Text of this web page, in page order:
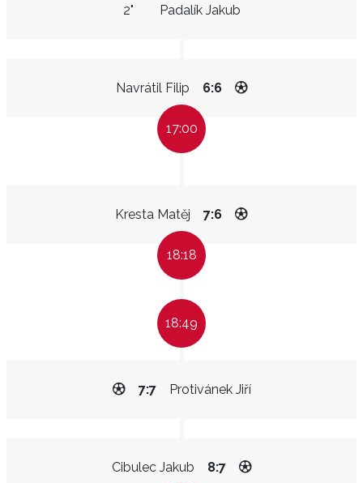
Padalík Jakub
2"
Navrátil Filip 6:6
17:00
Kresta Matěj 7:6
18:18
18:49
Protivánek Jiří
7:7
Cibulec Jakub 8:7